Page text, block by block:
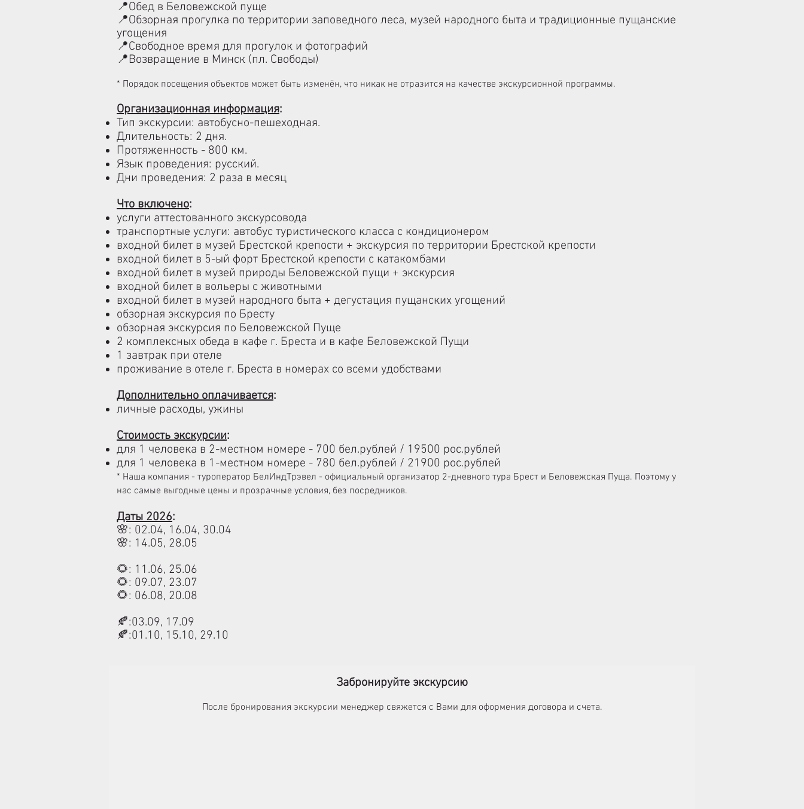
📍Обед в Беловежской пуще
📍Обзорная прогулка по территории заповедного леса, музей народного быта и традиционные пущанские
угощения
📍Свободное время для прогулок и фотографий
📍Возвращение в Минск (пл. Свободы)
* Порядок посещения объектов может быть изменён, что никак не отразится на качестве экскурсионной программы.
Организационная информация:​
Тип экскурсии: автобусно-пешеходная.
Длительность: 2 дня.
Протяженность - 800 км.
Язык проведения: русский.
Дни проведения: 2 раза в месяц
Что включено: ​
услуги аттестованного экскурсовода
транспортные услуги: автобус туристического класса с кондиционером
входной билет в музей Брестской крепости + экскурсия по территории Брестской крепости
входной билет в 5-ый форт Брестской крепости с катакомбами
входной билет в музей природы Беловежской пущи + экскурсия
входной билет в вольеры с животными
входной билет в музей народного быта + дегустация пущанских угощений
обзорная экскурсия по Бресту
обзорная экскурсия по Беловежской Пуще
2 комплексных обеда в кафе г. Бреста и в кафе Беловежской Пущи
1 завтрак при отеле
проживание в отеле г. Бреста в номерах со всеми удобствами
Дополнительно оплачивается:
личные расходы, ужины
Стоимость экскурсии:​
для 1 человека в 2-местном номере - 700 бел.рублей / 19500 рос.рублей
для 1 человека в 1-местном номере - 780 бел.рублей / 21900 рос.рублей
* Наша компания - туроператор БелИндТрэвел - официальный организатор 2-дневного тура Брест и Беловежская Пуща. Поэтому у
нас самые выгодные цены и прозрачные условия, без посредников.
Даты 2026:
🌸: 02.04, 16.04, 30.04
🌸: 14.05, 28.05
🌻: 11.06, 25.06
🌻: 09.07, 23.07
🌻: 06.08, 20.08
🍂:03.09, 17.09
🍂:01.10, 15.10, 29.10​​
Забронируйте экскурсию
После бронирования экскурсии менеджер свяжется с Вами для оформения договора и счета.